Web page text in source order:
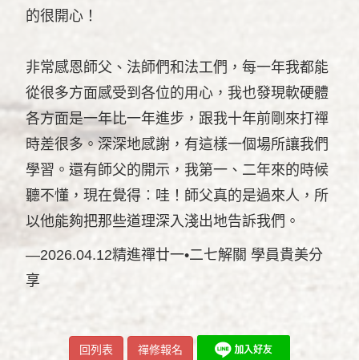
的很開心！
非常感恩師父、法師們和法工們，每一年我都能
從很多方面感受到各位的用心，我也發現軟硬體
各方面是一年比一年進步，跟我十年前剛來打禪
時差很多。深深地感謝，有這樣一個場所讓我們
學習。還有師父的開示，我第一、二年來的時候
聽不懂，現在覺得︰哇！師父真的是過來人，所
以他能夠把那些道理深入淺出地告訴我們。
—2026.04.12精進禪廿一•二七解關 學員貴美分
享
回列表 禪修報名